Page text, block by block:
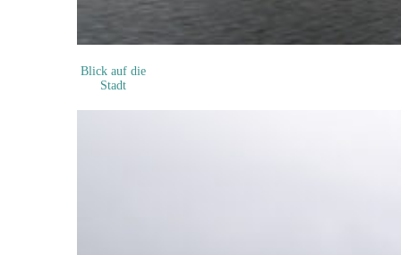
Blick auf die
Stadt